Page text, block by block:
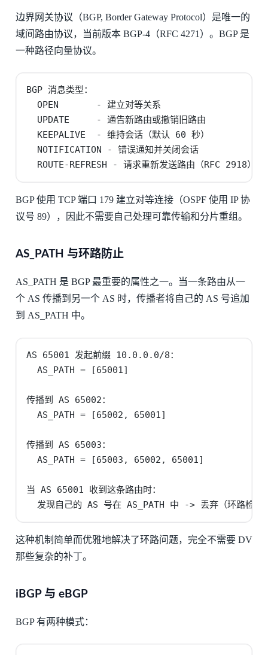
边界网关协议（BGP, Border Gateway Protocol）是唯一的
域间路由协议，当前版本 BGP-4（RFC 4271）。BGP 是
一种路径向量协议。
BGP 消息类型：
  OPEN       - 建立对等关系
  UPDATE     - 通告新路由或撤销旧路由
  KEEPALIVE  - 维持会话（默认 60 秒）
  NOTIFICATION - 错误通知并关闭会话
  ROUTE-REFRESH - 请求重新发送路由（RFC 2918）
BGP 使用 TCP 端口 179 建立对等连接（OSPF 使用 IP 协
议号 89），因此不需要自己处理可靠传输和分片重组。
AS_PATH 与环路防止
AS_PATH 是 BGP 最重要的属性之一。当一条路由从一
个 AS 传播到另一个 AS 时，传播者将自己的 AS 号追加
到 AS_PATH 中。
AS 65001 发起前缀 10.0.0.0/8：
  AS_PATH = [65001]
传播到 AS 65002：
  AS_PATH = [65002, 65001]
传播到 AS 65003：
  AS_PATH = [65003, 65002, 65001]
当 AS 65001 收到这条路由时：
发现自己的 AS 号在 AS_PATH 中 -> 丢弃（环路检测
这种机制简单而优雅地解决了环路问题，完全不需要 DV
那些复杂的补丁。
iBGP 与 eBGP
BGP 有两种模式：